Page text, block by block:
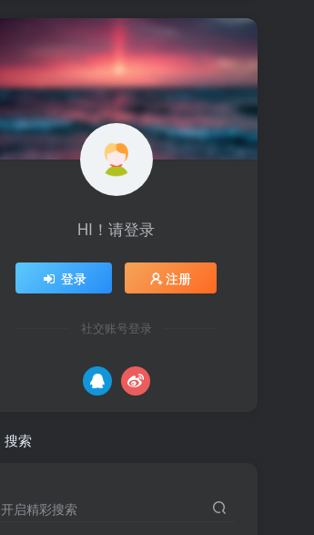
流群，比如娃圈跺网，这样可以更快地
获取信息，也能和其他玩家交流心得，
对于新手来说非常有帮助。
找妆师补妆或者重新定制。
关节松了可以调弹力绳，关节不顺滑的
话用砂纸轻磨，再涂点硅油。平时多给
娃换衣服、换假发，拍照时还能摆出各
种姿势。有时间的话，可以自己动手做
小场景，超有成就感！
最重要的是，养娃是为了开心，不用比
价格和数量，找到自己喜欢的风格，享
受和娃互动的过程就好啦！
HI！请登录
登录 注册
社交账号登录
搜索
开启精彩搜索